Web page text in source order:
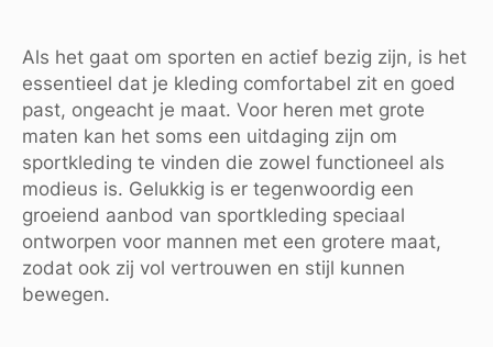
Als het gaat om sporten en actief bezig zijn, is het
essentieel dat je kleding comfortabel zit en goed
past, ongeacht je maat. Voor heren met grote
maten kan het soms een uitdaging zijn om
sportkleding te vinden die zowel functioneel als
modieus is. Gelukkig is er tegenwoordig een
groeiend aanbod van sportkleding speciaal
ontworpen voor mannen met een grotere maat,
zodat ook zij vol vertrouwen en stijl kunnen
bewegen.